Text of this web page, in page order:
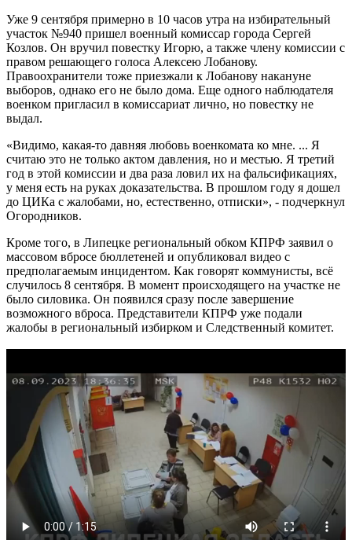
Уже 9 сентября примерно в 10 часов утра на избирательный
участок №940 пришел военный комиссар города Сергей
Козлов. Он вручил повестку Игорю, а также члену комиссии с
правом решающего голоса Алексею Лобанову.
Правоохранители тоже приезжали к Лобанову накануне
выборов, однако его не было дома. Еще одного наблюдателя
военком пригласил в комиссариат лично, но повестку не
выдал.
«Видимо, какая-то давняя любовь военкомата ко мне. ... Я
считаю это не только актом давления, но и местью. Я третий
год в этой комиссии и два раза ловил их на фальсификациях,
у меня есть на руках доказательства. В прошлом году я дошел
до ЦИКа с жалобами, но, естественно, отписки», - подчеркнул
Огородников.
Кроме того, в Липецке региональный обком КПРФ заявил о
массовом вбросе бюллетеней и опубликовал видео с
предполагаемым инцидентом. Как говорят коммунисты, всё
случилось 8 сентября. В момент происходящего на участке не
было силовика. Он появился сразу после завершение
возможного вброса. Представители КПРФ уже подали
жалобы в региональный избирком и Следственный комитет.